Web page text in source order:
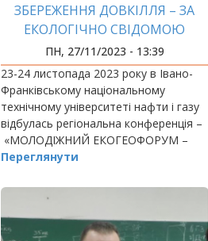
ЗБЕРЕЖЕННЯ ДОВКІЛЛЯ – ЗА
ЕКОЛОГІЧНО СВІДОМОЮ
МОЛОДДЮ
ПН, 27/11/2023 - 13:39
23-24 листопада 2023 року в Івано-
Франківському національному
технічному університеті нафти і газу
відбулась регіональна конференція –
«МОЛОДІЖНИЙ ЕКОГЕОФОРУМ –
2023».
Переглянути